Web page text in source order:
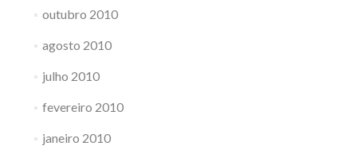
outubro 2010
agosto 2010
julho 2010
fevereiro 2010
janeiro 2010